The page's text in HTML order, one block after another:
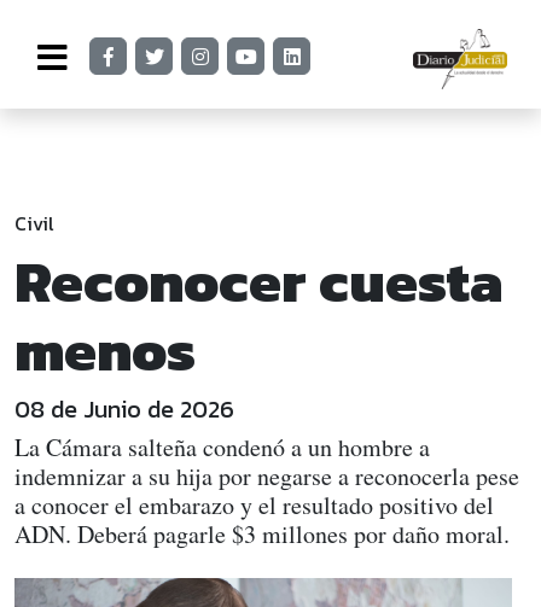
Civil
Reconocer cuesta
menos
08 de Junio de 2026
La Cámara salteña condenó a un hombre a
indemnizar a su hija por negarse a reconocerla pese
a conocer el embarazo y el resultado positivo del
ADN. Deberá pagarle $3 millones por daño moral.